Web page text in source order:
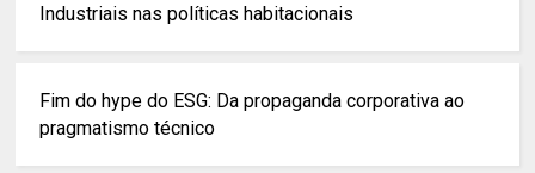
Industriais nas políticas habitacionais
Fim do hype do ESG: Da propaganda corporativa ao
pragmatismo técnico